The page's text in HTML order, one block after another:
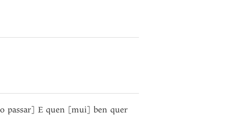
passar] E quen [mui] ben quer